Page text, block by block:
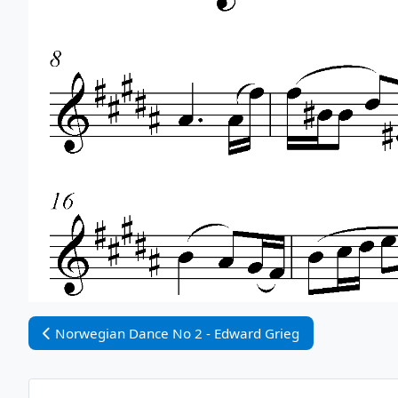
Vorheriger Beitrag: Norwegian Dance No 2 - Edward
Norwegian Dance No 2 - Edward Grieg